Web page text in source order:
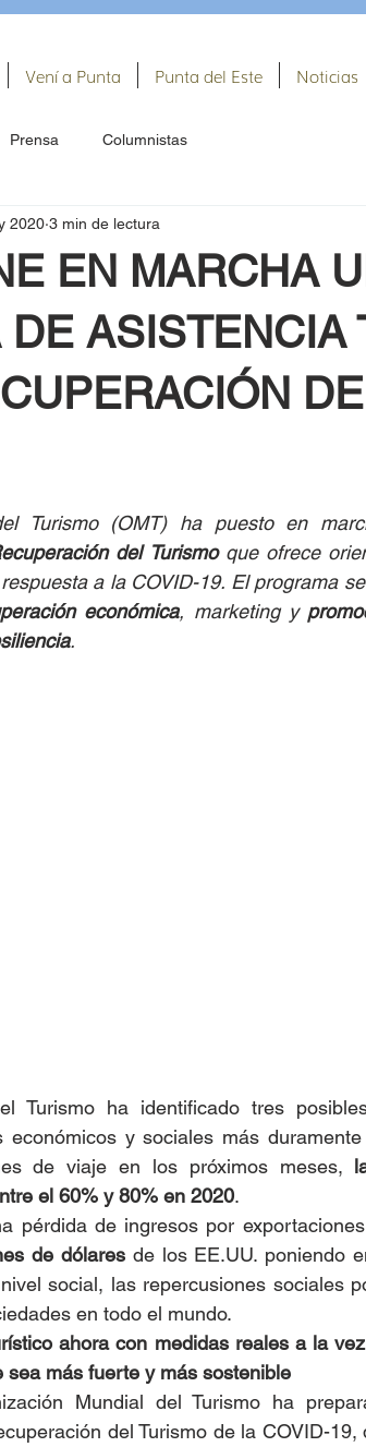
Vení a Punta Punta del Este Noticias
Prensa Columnistas
EN MARCHA
ASISTENCIA
2020 3 min de lectura
Turismo (OMT) ha puesto en
del Turismo que ofrece
a la COVID-19. El programa
económica, marketing y
.
Turismo ha identificado tres
y sociales más
de viaje en los próximos meses,
el 60% y 80% en 2020.
de dólares de los EE.UU. poniendo
social, las repercusiones sociales
en todo el mundo.
ahora con medidas reales a la
más fuerte y más sostenible
Mundial del Turismo ha
del Turismo de la COVID-19,